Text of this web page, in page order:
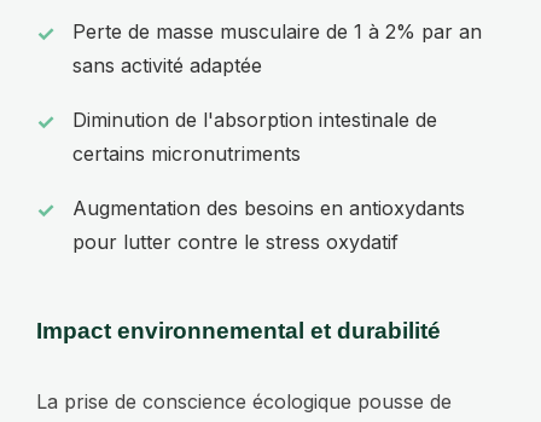
Perte de masse musculaire de 1 à 2% par an
sans activité adaptée
Diminution de l'absorption intestinale de
certains micronutriments
Augmentation des besoins en antioxydants
pour lutter contre le stress oxydatif
Impact environnemental et durabilité
La prise de conscience écologique pousse de